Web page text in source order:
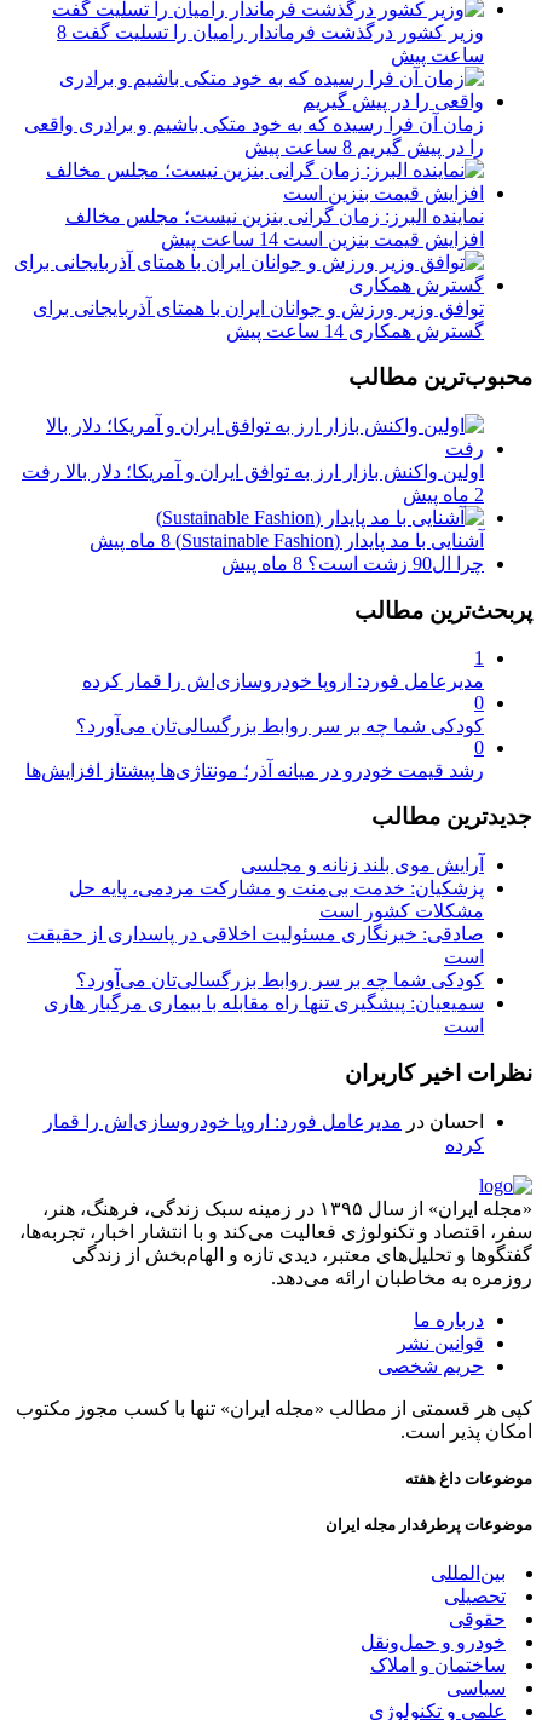
وزیر کشور درگذشت فرماندار رامیان را تسلیت گفت 8
ساعت پیش
زمان آن فرا رسیده که به خود متکی باشیم و برادری واقعی
را در پیش گیریم 8 ساعت پیش
نماینده البرز: زمان گرانی بنزین نیست؛ مجلس مخالف
افزایش قیمت بنزین است 14 ساعت پیش
توافق وزیر ورزش و جوانان ایران با همتای آذربایجانی برای
گسترش همکاری 14 ساعت پیش
محبوب‌ترین مطالب
اولین واکنش بازار ارز به توافق ایران و آمریکا؛ دلار بالا رفت
2 ماه پیش
آشنایی با مد پایدار (Sustainable Fashion)
8 ماه پیش
چرا ال90 زشت است؟
8 ماه پیش
پربحث‌ترین مطالب
1
مدیرعامل فورد: اروپا خودروسازی‌اش را قمار کرده
0
کودکی شما چه بر سر روابط بزرگسالی‌تان می‌آورد؟
0
رشد قیمت خودرو در میانه آذر؛ مونتاژی‌ها پیشتاز افزایش‌ها
جدیدترین مطالب
آرایش موی بلند زنانه و مجلسی
پزشکیان: خدمت بی‌منت و مشارکت مردمی، پایه حل
مشکلات کشور است
صادقی: خبرنگاری مسئولیت اخلاقی در پاسداری از حقیقت
است
کودکی شما چه بر سر روابط بزرگسالی‌تان می‌آورد؟
سمیعیان: پیشگیری تنها راه مقابله با بیماری مرگبار هاری
است
نظرات اخیر کاربران
احسان در مدیرعامل فورد: اروپا خودروسازی‌اش را قمار
کرده
«مجله ایران» از سال ۱۳۹۵ در زمینه سبک زندگی، فرهنگ، هنر،
سفر، اقتصاد و تکنولوژی فعالیت می‌کند و با انتشار اخبار، تجربه‌ها،
گفتگوها و تحلیل‌های معتبر، دیدی تازه و الهام‌بخش از زندگی
روزمره به مخاطبان ارائه می‌دهد.
درباره ما
قوانین نشر
حریم شخصی
کپی هر قسمتی از مطالب «مجله ایران» تنها با کسب مجوز مکتوب
امکان پذیر است.
موضوعات داغ هفته
موضوعات پرطرفدار مجله ایران
بین‌المللی
تحصیلی
حقوقی
خودرو و حمل‌و‌نقل
ساختمان و املاک
سیاسی
علمی و تکنولوژی